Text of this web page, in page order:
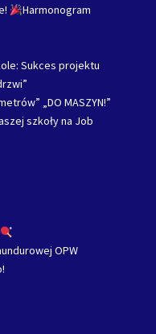
Harmonogram
Sukces projektu
„DO MASZYN!”
szkoły na Job
OPW